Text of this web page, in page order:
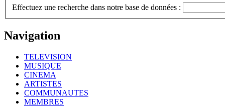
Effectuez une recherche dans notre base de données :
Navigation
TELEVISION
MUSIQUE
CINEMA
ARTISTES
COMMUNAUTES
MEMBRES